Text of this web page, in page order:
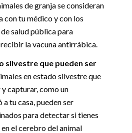
de granja se consideran
con tu médico y con los
salud pública para
la vacuna antirrábica.
silvestre que pueden ser
en estado silvestre que
capturar, como un
tu casa, pueden ser
para detectar si tienes
el cerebro del animal